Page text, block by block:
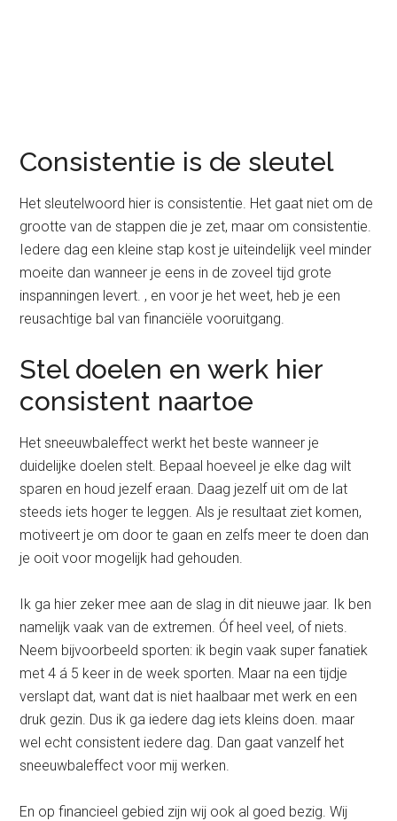
Consistentie is de sleutel
Het sleutelwoord hier is consistentie. Het gaat niet om de
grootte van de stappen die je zet, maar om consistentie.
Iedere dag een kleine stap kost je uiteindelijk veel minder
moeite dan wanneer je eens in de zoveel tijd grote
inspanningen levert. , en voor je het weet, heb je een
reusachtige bal van financiële vooruitgang.
Stel doelen en werk hier
consistent naartoe
Het sneeuwbaleffect werkt het beste wanneer je
duidelijke doelen stelt. Bepaal hoeveel je elke dag wilt
sparen en houd jezelf eraan. Daag jezelf uit om de lat
steeds iets hoger te leggen. Als je resultaat ziet komen,
motiveert je om door te gaan en zelfs meer te doen dan
je ooit voor mogelijk had gehouden.
Ik ga hier zeker mee aan de slag in dit nieuwe jaar. Ik ben
namelijk vaak van de extremen. Óf heel veel, of niets.
Neem bijvoorbeeld sporten: ik begin vaak super fanatiek
met 4 á 5 keer in de week sporten. Maar na een tijdje
verslapt dat, want dat is niet haalbaar met werk en een
druk gezin. Dus ik ga iedere dag iets kleins doen. maar
wel echt consistent iedere dag. Dan gaat vanzelf het
sneeuwbaleffect voor mij werken.
En op financieel gebied zijn wij ook al goed bezig. Wij